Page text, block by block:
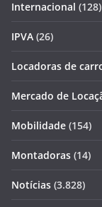
Internacional (128)
IPVA (26)
Locadoras de
Mercado de
Mobilidade (154)
Montadoras (14)
Notícias (3.828)